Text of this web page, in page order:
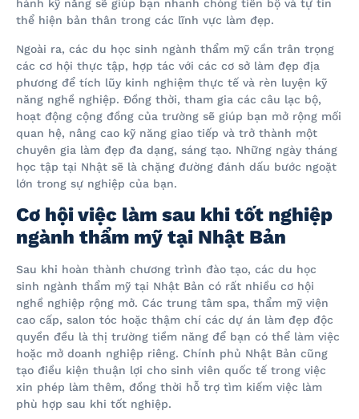
hành kỹ năng sẽ giúp bạn nhanh chóng tiến bộ và tự tin
thể hiện bản thân trong các lĩnh vực làm đẹp.
Ngoài ra, các du học sinh ngành thẩm mỹ cần trân trọng
các cơ hội thực tập, hợp tác với các cơ sở làm đẹp địa
phương để tích lũy kinh nghiệm thực tế và rèn luyện kỹ
năng nghề nghiệp. Đồng thời, tham gia các câu lạc bộ,
hoạt động cộng đồng của trường sẽ giúp bạn mở rộng mối
quan hệ, nâng cao kỹ năng giao tiếp và trở thành một
chuyên gia làm đẹp đa dạng, sáng tạo. Những ngày tháng
học tập tại Nhật sẽ là chặng đường đánh dấu bước ngoặt
lớn trong sự nghiệp của bạn.
Cơ hội việc làm sau khi tốt nghiệp
ngành thẩm mỹ tại Nhật Bản
Sau khi hoàn thành chương trình đào tạo, các du học
sinh ngành thẩm mỹ tại Nhật Bản có rất nhiều cơ hội
nghề nghiệp rộng mở. Các trung tâm spa, thẩm mỹ viện
cao cấp, salon tóc hoặc thậm chí các dự án làm đẹp độc
quyền đều là thị trường tiềm năng để bạn có thể làm việc
hoặc mở doanh nghiệp riêng. Chính phủ Nhật Bản cũng
tạo điều kiện thuận lợi cho sinh viên quốc tế trong việc
xin phép làm thêm, đồng thời hỗ trợ tìm kiếm việc làm
phù hợp sau khi tốt nghiệp.